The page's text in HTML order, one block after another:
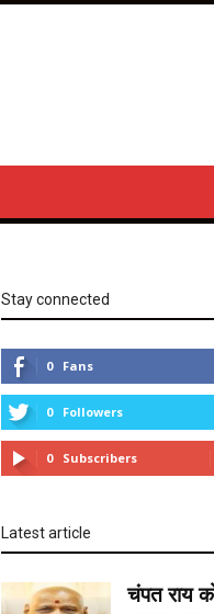
Stay connected
0 Fans
0 Followers
0 Subscribers
Latest article
चंपत राय